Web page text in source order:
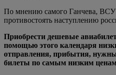
По мнению самого Ганчева, ВСУ
противостоять наступлению
Приобрести дешевые
помощью этого календаря
отправления, прибытия,
билеты по самым низким